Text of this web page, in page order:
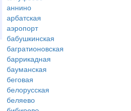
аннино
арбатская
аэропорт
бабушкинская
багратионовская
баррикадная
бауманская
беговая
белорусская
беляево